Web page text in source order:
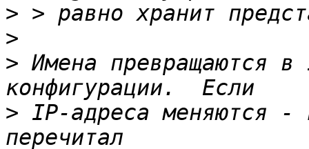
>
>
> Имена превращаются
> IP-адреса меняются